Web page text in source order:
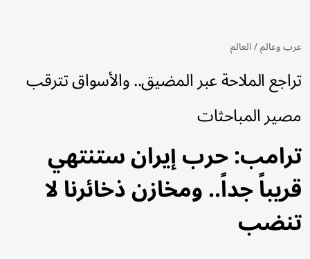
عرب وعالم/العالم
تراجع الملاحة عبر المضيق.. والأسواق تترقب
مصير المباحثات
ترامب: حرب إيران ستنتهي
قريباً جداً.. ومخازن ذخائرنا لا
تنضب